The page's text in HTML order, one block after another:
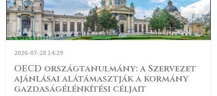
2026-07-28 14:29
OECD országtanulmány: a Szervezet
ajánlásai alátámasztják a kormány
gazdaságélénkítési céljait